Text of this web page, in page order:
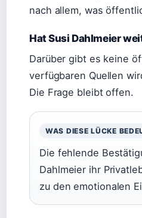
nach allem, was
Hat Susi Dahlmeier
Darüber gibt es keine
verfügbaren Quellen
Die Frage bleibt offen.
WAS DIESE LÜCKE
Die fehlende
Dahlmeier ihr
zu den emotionalen